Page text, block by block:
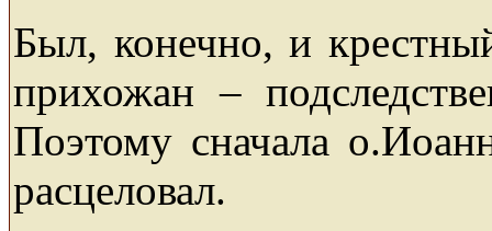
Был, конечно, и
прихожан –
Поэтому сначала
расцеловал.